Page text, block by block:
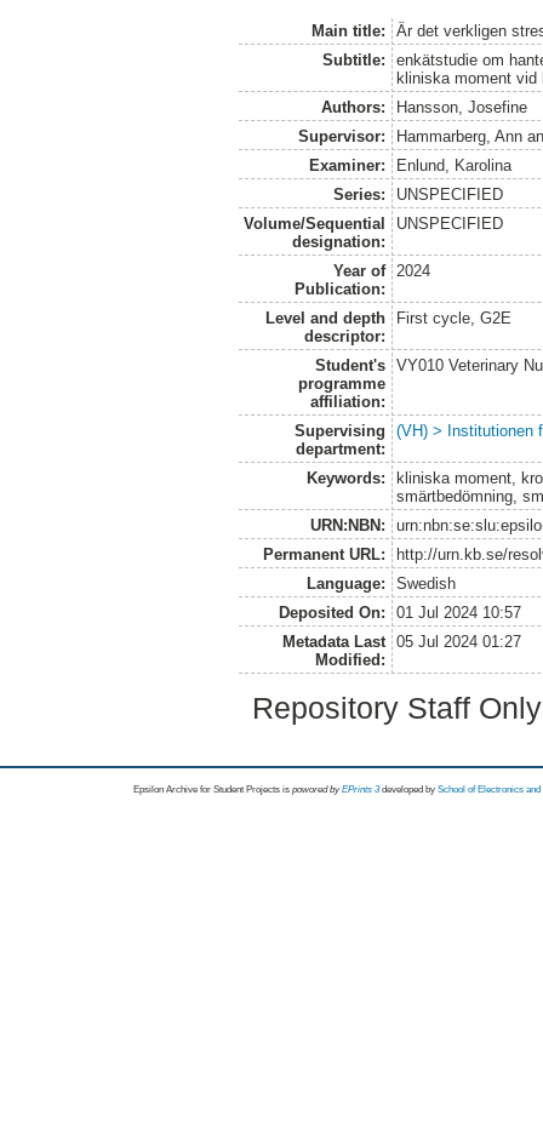
Main title:
Är det verkligen
Subtitle:
enkätstudie om
kliniska moment vid
Authors:
Hansson, Josefine
Supervisor:
Hammarberg, Ann
Examiner:
Enlund, Karolina
Series:
UNSPECIFIED
Volume/Sequential
designation:
UNSPECIFIED
Year of
Publication:
2024
Level and depth
descriptor:
First cycle, G2E
Student's
programme
affiliation:
VY010 Veterinary
Supervising
department:
(VH) > Institutionen
Keywords:
kliniska moment,
smärtbedömning,
URN:NBN:
Permanent URL:
http://urn.kb.se/
Language:
Swedish
Deposited On:
01 Jul 2024 10:57
Metadata Last
Modified:
05 Jul 2024 01:27
Repository Staff
Epsilon Archive for Student Projects is powored byEPrints 3 developed by School of Electronics